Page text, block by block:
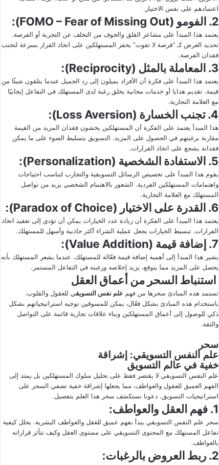
اعتمادهم على نفس الاختيار.
2. الفومو (FOMO – Fear of Missing Out):
يعتمد هذا المبدأ على مشاعر القلق والخوف من التخلف عن التجربة أو الفرصة.
تحديد العرض كـ “فرصة لا تفوت” يحفز المستهلكين على اتخاذ القرار بسرعة لتجنب
فقدان الفرصة.
3. المعاملة بالمثل (Reciprocity):
يعتمد هذا المبدأ على فكرة أن الأفراد يميلون إلى رد الجميل عندما يتلقون شيئًا من
قيمة. تقديم هدايا أو خدمات مجانية يخلق رغبة لدى المستهلك في التفاعل إيجابيًا
مع العلامة التجارية.
4. تجنب الخسارة (Loss Aversion):
هذا المبدأ يعتمد على الفكرة أن المستهلكين يخشون فقدان المزيد من القيمة
مقارنة برغبتهم في الحصول على المزيد. التسويق بتسليط الضوء على ما يمكن
فقدانه يشجع على اتخاذ القرارات.
5. الاستفادة الشخصية (Personalization):
يقوم هذا المبدأ على تخصيص الرسائل التسويقية والتجارب لتناسب احتياجات
واهتمامات المستهلكين الفردية. الشعور بالاهتمام الشخصي يزيد من تواصل
المستهلك مع العلامة التجارية.
6. القدرة على الاختيار (Paradox of Choice):
يعتمد هذا المبدأ على الفكرة أن زيادة عدد الخيارات يمكن أن تؤدي إلى تعقيد اتخاذ
القرارات. تبسيط الخيارات يجعل عملية الشراء أكثر جاذبية وأسهل للمستهلك.
7. إضافة قيمة (Value Addition):
يشير هذا المبدأ إلى أهمية إضافة قيمة فعّالة للمستهلك. عندما يشعر المستهلك بأنه
يحصل على المزيد مما يتوقع، يزيد إخلاصه ورغبته في التفاعل المستمر.
استنباط السحر من أعماق العقل
تستمد هذه المبادئ سحرها من فهم علم نفس التسويقي للعقول والقلوب.
باستخدام هذه المبادئ بشكل فعّال، يمكن للمسوقين توجيه استراتيجياتهم بشكل
ذكي للوصول إلى أعماق المستهلكين وبناء علاقات تجارية قائمة على التواصل
والثقة.
سحر
علم النفس التسويقي: إشراقة
خفية في عالم التسويق
علم النفس التسويقي لا يقتصر فقط على تحليل سلوك المستهلكين بل يمتد إلى
الفهم العميق للعقول والعواطف، مما يجعلها إشراقة خفية تضفي السحر على
استراتيجيات التسويق. دعونا نستكشف سحر هذا العلم بتفصيل.
1. فهم العقل والعواطف:
سحر علم النفس التسويقي يبدأ بفهم عميق للعقل والعواطف البشرية. يحلل كيفية
تفاعل المستهلك مع المحتوى التسويقي على مستوى العقل وكيف تتأثر قراراته
بالعواطف.
2. ربط العروض بالرغبات: